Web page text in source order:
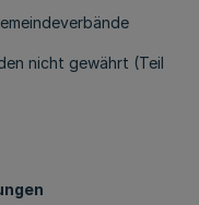
nicht gewährt (Teil